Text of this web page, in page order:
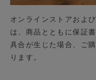
オンラインストアおよ
は、商品とともに保証
具合が生じた場合、ご
ります。